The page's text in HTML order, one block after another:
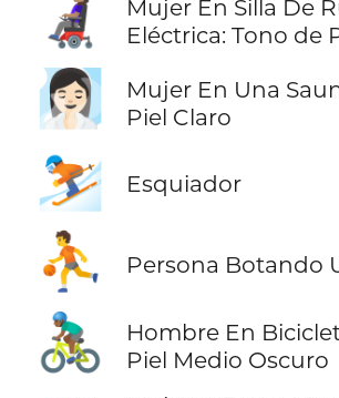
👩🏽‍🦼
Mujer En Silla De
Eléctrica: Tono de
🧖🏻‍♀️
Mujer En Una
Piel Claro
⛷️ Esquiador
⛹️ Persona Botando
🚴🏾‍♂️
Hombre En
Piel Medio Oscuro